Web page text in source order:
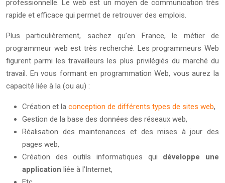
professionnelle. Le web est un moyen de communication très
rapide et efficace qui permet de retrouver des emplois.
Plus particulièrement, sachez qu’en France, le métier de
programmeur web est très recherché. Les programmeurs Web
figurent parmi les travailleurs les plus privilégiés du marché du
travail. En vous formant en programmation Web, vous aurez la
capacité liée à la (ou au) :
Création et la conception de différents types de sites web,
Gestion de la base des données des réseaux web,
Réalisation des maintenances et des mises à jour des
pages web,
Création des outils informatiques qui développe une
application liée à l’Internet,